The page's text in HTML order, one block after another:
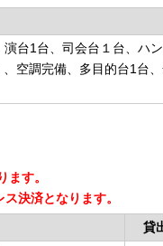
台1台、司会台１台、ハン
空調完備、多目的台1台
す。
決済となります。
貸